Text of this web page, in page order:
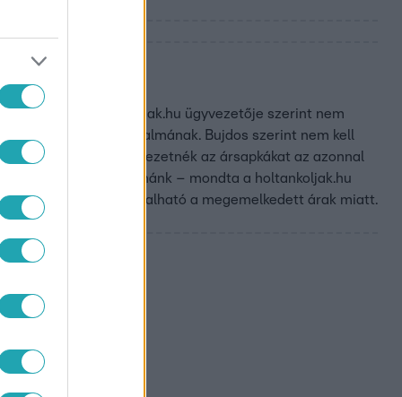
jó ötlet
Eszter, a holtankoljak.hu ügyvezetője szerint nem
az orosz exporttilalmának. Bujdos szerint nem kell
ha újra bevezetnék az ársapkákat az azonnal
benzinkutakat találnánk – mondta a holtankoljak.hu
visszaesés tapasztalható a megemelkedett árak miatt.